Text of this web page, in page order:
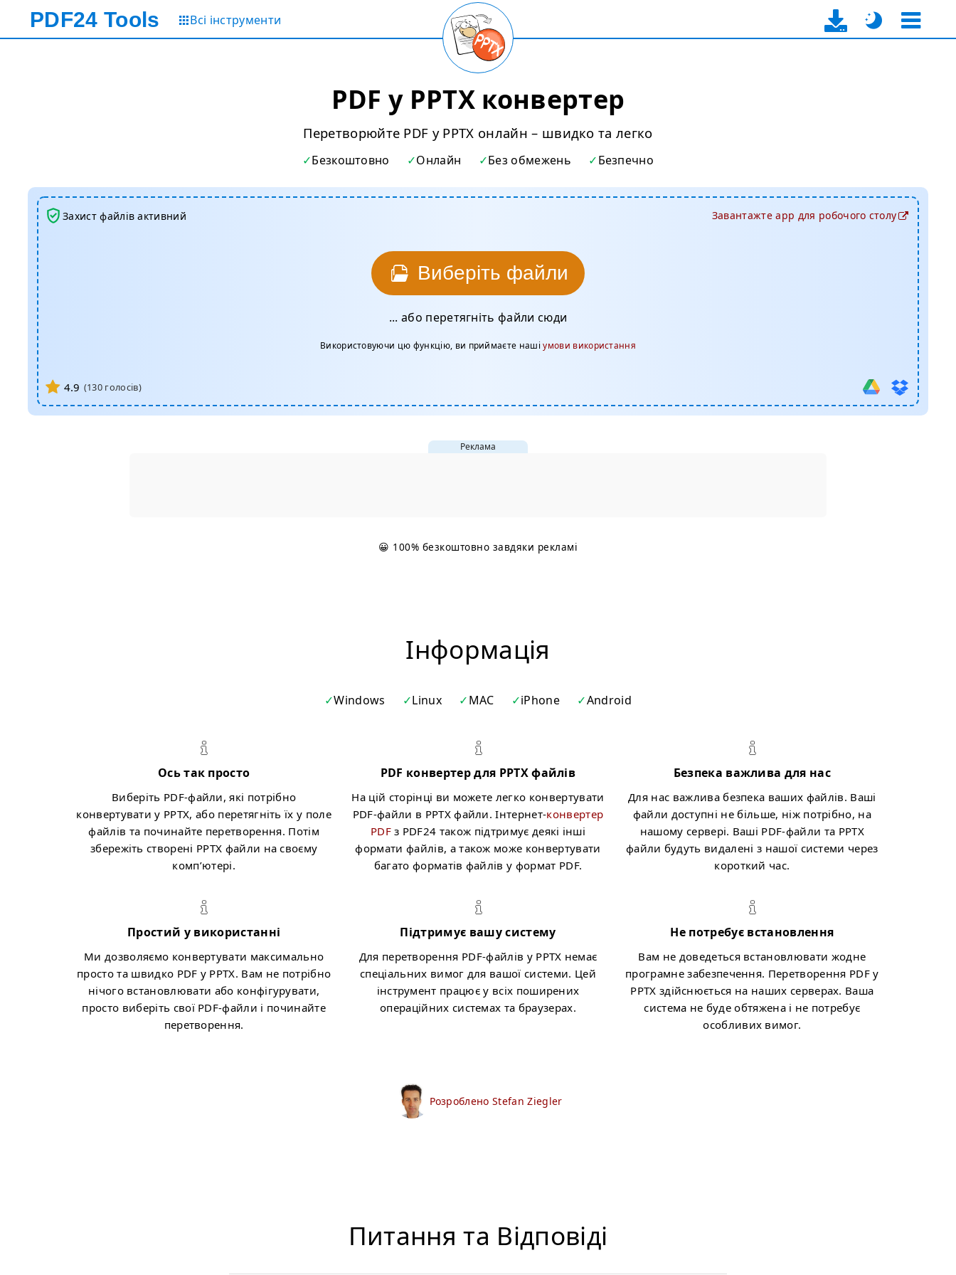
PDF24 Tools Всі інструменти
PDF у PPTX конвертер
Перетворюйте PDF у PPTX онлайн – швидко та легко
Безкоштовно Онлайн Без обмежень Безпечно
Виберіть файли
... або перетягніть файли сюди
Використовуючи цю функцію, ви приймаєте нашіумови використання
4.9 (130 голосів)
Завантажте app для робочого столу
Захист файлів активний
Реклама
😀 100% безкоштовно завдяки рекламі
Iнформація
Windows Linux MAC iPhone Android
Ось так просто
Виберіть PDF-файли, які потрібно
конвертувати у PPTX, або перетягніть їх у поле
файлів та починайте перетворення. Потім
збережіть створенi PPTX файли на своєму
комп’ютері.
PDF конвертер для PPTX файлів
На цій сторінці ви можете легко конвертувати
PDF-файли в PPTX файли. Інтернет-конвертер
PDFз PDF24 також підтримує деякі інші
формати файлів, а також може конвертувати
багато форматів файлів у формат PDF.
Безпека важлива для нас
Для нас важлива безпека ваших файлів. Ваші
файли доступні не більше, ніж потрібно, на
нашому сервері. Ваші PDF-файли та PPTX
файли будуть видалені з нашої системи через
короткий час.
Простий у використанні
Ми дозволяємо конвертувати максимально
просто та швидко PDF у PPTX. Вам не потрібно
нічого встановлювати або конфігурувати,
просто виберіть свої PDF-файли і починайте
перетворення.
Підтримує вашу систему
Для перетворення PDF-файлів у PPTX немає
спеціальних вимог для вашої системи. Цей
інструмент працює у всіх поширених
операційних системах та браузерах.
Не потребує встановлення
Вам не доведеться встановлювати жодне
програмне забезпечення. Перетворення PDF у
PPTX здійснюється на наших серверах. Ваша
система не буде обтяжена і не потребує
особливих вимог.
Розроблено Stefan Ziegler
Питання та Відповіді